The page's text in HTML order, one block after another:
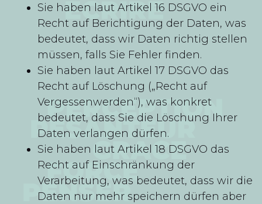
Sie haben laut Artikel 16 DSGVO ein
Recht auf Berichtigung der Daten, was
bedeutet, dass wir Daten richtig stellen
müssen, falls Sie Fehler finden.
Sie haben laut Artikel 17 DSGVO das
Recht auf Löschung („Recht auf
Vergessenwerden“), was konkret
bedeutet, dass Sie die Löschung Ihrer
Daten verlangen dürfen.
Sie haben laut Artikel 18 DSGVO das
Recht auf Einschränkung der
Verarbeitung, was bedeutet, dass wir die
Daten nur mehr speichern dürfen aber